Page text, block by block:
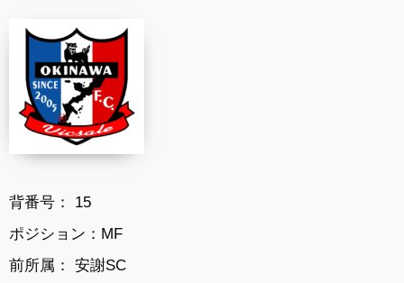
背番号： 15
ポジション：MF
前所属： 安謝SC